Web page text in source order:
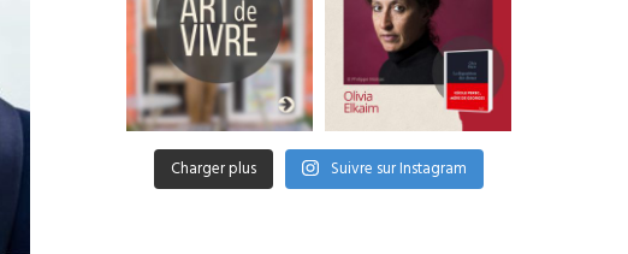
Charger plus Suivre sur Instagram